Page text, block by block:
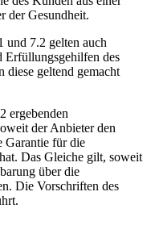
der Gesundheit.
und 7.2 gelten auch
Erfüllungsgehilfen des
diese geltend gemacht
ergebenden
der Anbieter den
Garantie für die
Das Gleiche gilt, soweit
über die
Die Vorschriften des